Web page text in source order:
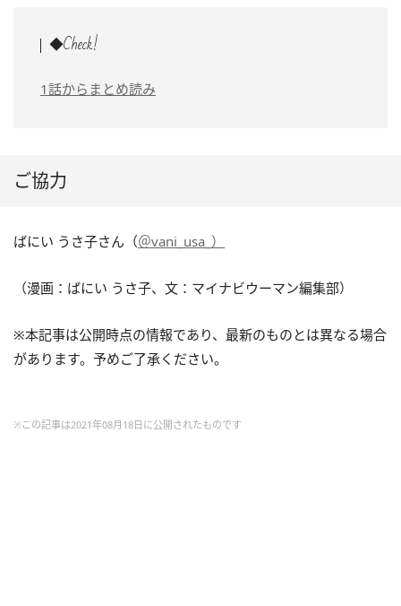
◆Check!
1話からまとめ読み
ご協力
ばにい うさ子さん（＠vani_usa_）
（漫画：ばにい うさ子、文：マイナビウーマン編集部）
※本記事は公開時点の情報であり、最新のものとは異なる場合
があります。予めご了承ください。
※この記事は2021年08月18日に公開されたものです